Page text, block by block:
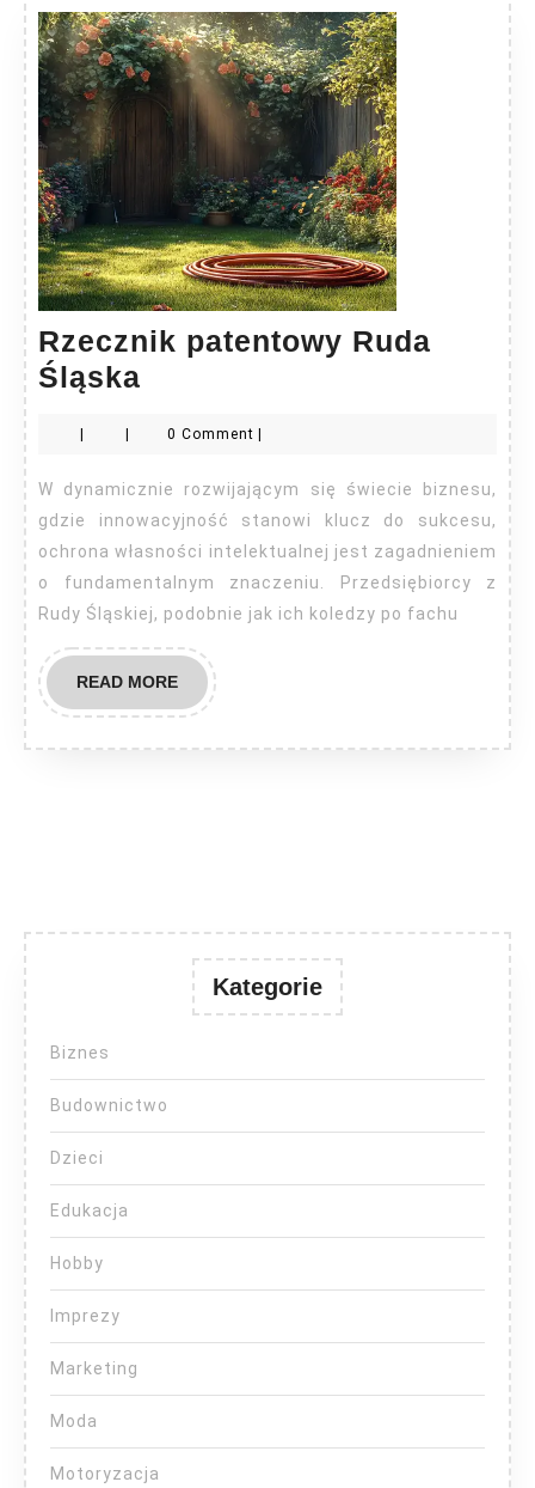
Rzecznik patentowy Ruda
Śląska
Ruda
Śląska
0 Comment
W dynamicznie rozwijającym się świecie biznesu,
gdzie innowacyjność stanowi klucz do sukcesu,
ochrona własności intelektualnej jest zagadnieniem
o fundamentalnym znaczeniu. Przedsiębiorcy z
Rudy Śląskiej, podobnie jak ich koledzy po fachu
READ MOREREAD
MORE
Kategorie
Biznes
Budownictwo
Dzieci
Edukacja
Hobby
Imprezy
Marketing
Moda
Motoryzacja